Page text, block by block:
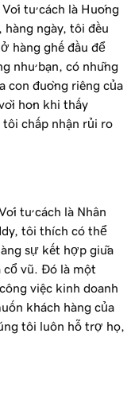
của
2m 18s
đề trang
Websites
2m 30s
bìa
trang
tư cách là Hướng
hàng ngày, tôi đều
hàng ghế đầu để
như bạn, có những
con đường riêng của
hơn khi thấy
tôi chấp nhận rủi ro
tư cách là Nhân
tôi thích có thể
sự kết hợp giữa
vũ. Đó là một
việc kinh doanh
khách hàng của
tôi luôn hỗ trợ họ,